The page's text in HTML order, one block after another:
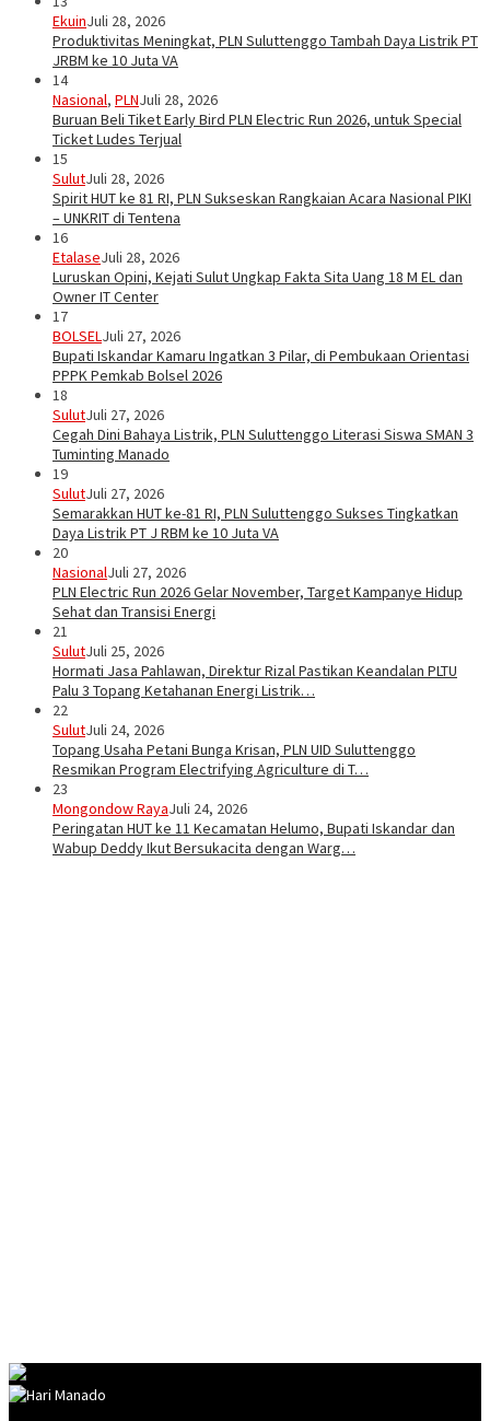
EkuinJuli 28, 2026
Produktivitas Meningkat, PLN Suluttenggo Tambah Daya Listrik PT
JRBM ke 10 Juta VA
14
Nasional, PLNJuli 28, 2026
Buruan Beli Tiket Early Bird PLN Electric Run 2026, untuk Special
Ticket Ludes Terjual
15
SulutJuli 28, 2026
Spirit HUT ke 81 RI, PLN Sukseskan Rangkaian Acara Nasional PIKI
– UNKRIT di Tentena
16
EtalaseJuli 28, 2026
Luruskan Opini, Kejati Sulut Ungkap Fakta Sita Uang 18 M EL dan
Owner IT Center
17
BOLSELJuli 27, 2026
Bupati Iskandar Kamaru Ingatkan 3 Pilar, di Pembukaan Orientasi
PPPK Pemkab Bolsel 2026
18
SulutJuli 27, 2026
Cegah Dini Bahaya Listrik, PLN Suluttenggo Literasi Siswa SMAN 3
Tuminting Manado
19
SulutJuli 27, 2026
Semarakkan HUT ke-81 RI, PLN Suluttenggo Sukses Tingkatkan
Daya Listrik PT J RBM ke 10 Juta VA
20
NasionalJuli 27, 2026
PLN Electric Run 2026 Gelar November, Target Kampanye Hidup
Sehat dan Transisi Energi
21
SulutJuli 25, 2026
Hormati Jasa Pahlawan, Direktur Rizal Pastikan Keandalan PLTU
Palu 3 Topang Ketahanan Energi Listrik…
22
SulutJuli 24, 2026
Topang Usaha Petani Bunga Krisan, PLN UID Suluttenggo
Resmikan Program Electrifying Agriculture di T…
23
Mongondow RayaJuli 24, 2026
Peringatan HUT ke 11 Kecamatan Helumo, Bupati Iskandar dan
Wabup Deddy Ikut Bersukacita dengan Warg…